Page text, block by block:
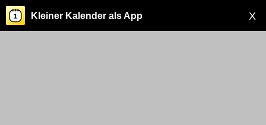
X
Kleiner Kalender als App